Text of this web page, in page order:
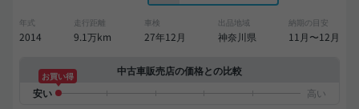
年式
2014
走行距離
9.1万km
車検
27年12月
出品地域
神奈川県
納期の目安
11月〜12月
中古車販売店の価格との比較
お買い得